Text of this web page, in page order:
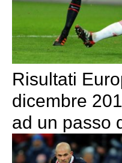
Risultati
dicembre
ad un passo